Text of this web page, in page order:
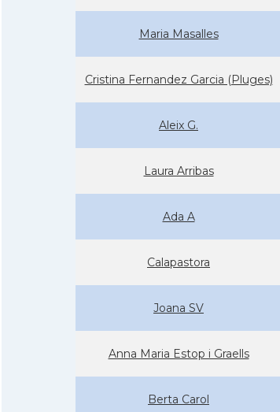
Maria Masalles
Cristina Fernandez Garcia (Pluges)
Aleix G.
Laura Arribas
Ada A
Calapastora
Joana SV
Anna Maria Estop i Graells
Berta Carol